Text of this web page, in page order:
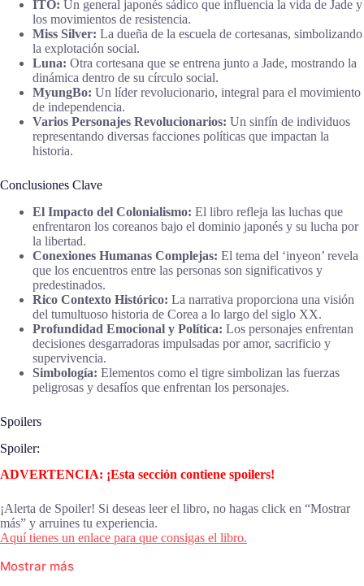
ITO: Un general japonés sádico que influencia la vida de Jade y
los movimientos de resistencia.
Miss Silver: La dueña de la escuela de cortesanas, simbolizando
la explotación social.
Luna: Otra cortesana que se entrena junto a Jade, mostrando la
dinámica dentro de su círculo social.
MyungBo: Un líder revolucionario, integral para el movimiento
de independencia.
Varios Personajes Revolucionarios: Un sinfín de individuos
representando diversas facciones políticas que impactan la
historia.
Conclusiones Clave
El Impacto del Colonialismo: El libro refleja las luchas que
enfrentaron los coreanos bajo el dominio japonés y su lucha por
la libertad.
Conexiones Humanas Complejas: El tema del ‘inyeon’ revela
que los encuentros entre las personas son significativos y
predestinados.
Rico Contexto Histórico: La narrativa proporciona una visión
del tumultuoso historia de Corea a lo largo del siglo XX.
Profundidad Emocional y Política: Los personajes enfrentan
decisiones desgarradoras impulsadas por amor, sacrificio y
supervivencia.
Simbología: Elementos como el tigre simbolizan las fuerzas
peligrosas y desafíos que enfrentan los personajes.
Spoilers
Spoiler:
ADVERTENCIA: ¡Esta sección contiene spoilers!
¡Alerta de Spoiler! Si deseas leer el libro, no hagas click en “Mostrar
más” y arruines tu experiencia.
Aquí tienes un enlace para que consigas el libro.
Mostrar más